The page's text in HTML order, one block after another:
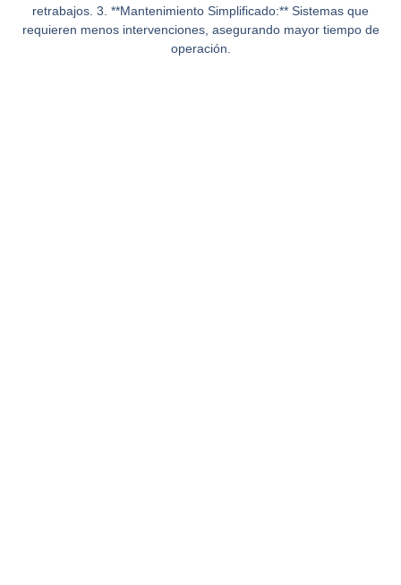
retrabajos. 3. **Mantenimiento Simplificado:** Sistemas que
requieren menos intervenciones, asegurando mayor tiempo de
operación.